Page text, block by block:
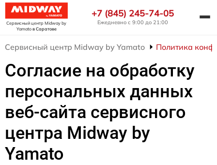
Сервисный центр Midway by
Yamatoв Саратове
+7 (845) 245-74-05
Ежедневно с 9:00 до 21:00
Сервисный центр Midway by Yamato Политика
Согласие на обработку
персональных данных
веб-сайта сервисного
центра Midway by
Yamato